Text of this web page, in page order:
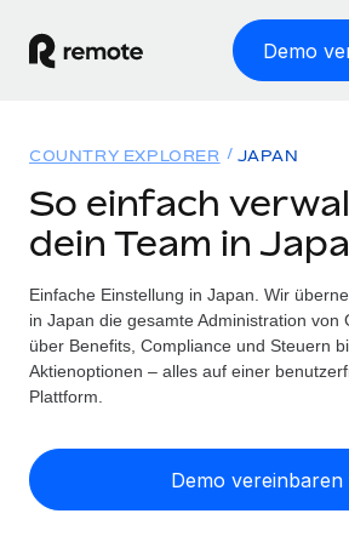
Demo
WELTWEITE BESCHÄFTIGUNG
Globale Payroll
Einfache, rechtssicher Payroll
Employer of Record
Weltweites Wachstum ohne Kosten
Contractor of Record
Rechtssichere, weltweite Arbeit mit
Lösungen
WELTWEITE ABDECKUNG
Country Explorer
Länderspezifische Unterstützung
Einfache Einstellung in allen US-
Ressourcen
TOOLS UND RECHNER
Scheinselbstständigkeitsrisiko
Personalkostenrechner
Preise
COUNTRY EXPLORER JAPAN
So einfach
dein Team in
Einfache Einstellung in Japan. Wir
in Japan die gesamte Administration von
über Benefits, Compliance und Steuern
Aktienoptionen – alles auf einer
Plattform.
Demo vereinbaren